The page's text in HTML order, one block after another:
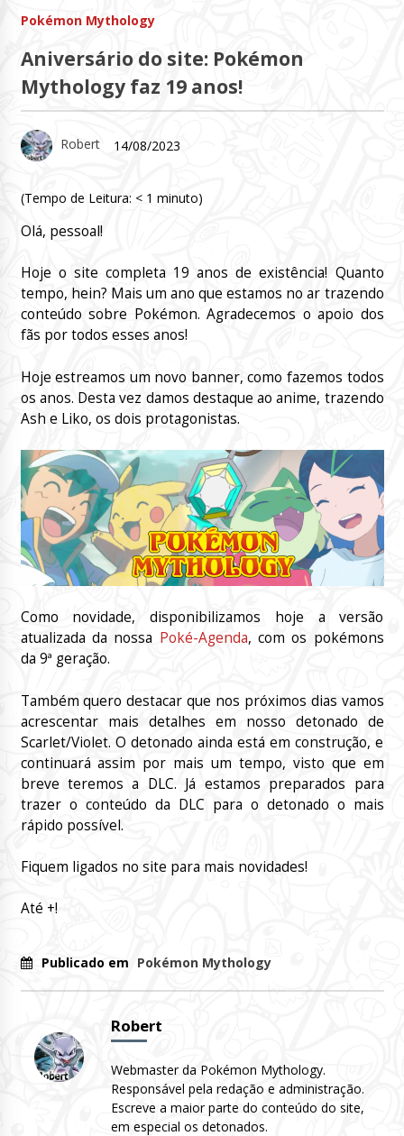
Pokémon Mythology
Aniversário do site: Pokémon
Mythology faz 19 anos!
Robert 14/08/2023
(Tempo de Leitura: < 1 minuto)
Olá, pessoal!
Hoje o site completa 19 anos de existência! Quanto
tempo, hein? Mais um ano que estamos no ar trazendo
conteúdo sobre Pokémon. Agradecemos o apoio dos
fãs por todos esses anos!
Hoje estreamos um novo banner, como fazemos todos
os anos. Desta vez damos destaque ao anime, trazendo
Ash e Liko, os dois protagonistas.
Como novidade, disponibilizamos hoje a versão
atualizada da nossa Poké-Agenda, com os pokémons
da 9ª geração.
Também quero destacar que nos próximos dias vamos
acrescentar mais detalhes em nosso detonado de
Scarlet/Violet. O detonado ainda está em construção, e
continuará assim por mais um tempo, visto que em
breve teremos a DLC. Já estamos preparados para
trazer o conteúdo da DLC para o detonado o mais
rápido possível.
Fiquem ligados no site para mais novidades!
Até +!
Publicado em Pokémon Mythology
Robert
Webmaster da Pokémon Mythology.
Responsável pela redação e administração.
Escreve a maior parte do conteúdo do site,
em especial os detonados.